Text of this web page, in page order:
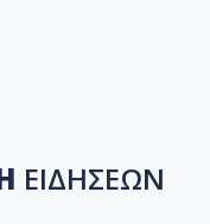
ΕΙΔΗΣΕΩΝ